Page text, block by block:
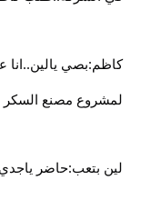
كاظم:بصي يالين..انا
لمشروع مصنع السكر
لين بتعب:حاضر